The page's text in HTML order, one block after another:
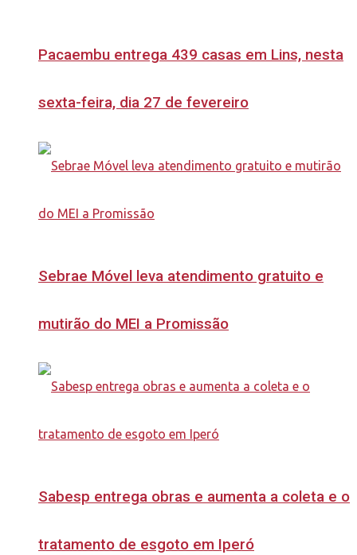
Pacaembu entrega 439 casas em Lins, nesta
sexta-feira, dia 27 de fevereiro
Sebrae Móvel leva atendimento gratuito e
mutirão do MEI a Promissão
Sabesp entrega obras e aumenta a coleta e o
tratamento de esgoto em Iperó